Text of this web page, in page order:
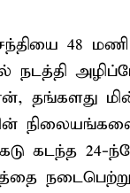
48 மணி
நடத்தி
தங்களது
நிலையங்களை
கடந்த 24-